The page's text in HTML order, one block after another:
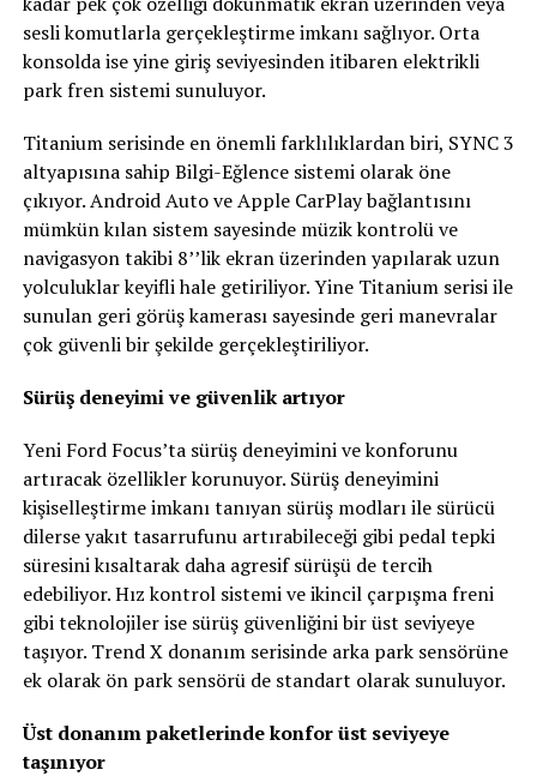
sesli komutlarla gerçekleştirme imkanı sağlıyor. Orta
konsolda ise yine giriş seviyesinden itibaren elektrikli
park fren sistemi sunuluyor.
Titanium serisinde en önemli farklılıklardan biri, SYNC 3
altyapısına sahip Bilgi-Eğlence sistemi olarak öne
çıkıyor. Android Auto ve Apple CarPlay bağlantısını
mümkün kılan sistem sayesinde müzik kontrolü ve
navigasyon takibi 8’’lik ekran üzerinden yapılarak uzun
yolculuklar keyifli hale getiriliyor. Yine Titanium serisi ile
sunulan geri görüş kamerası sayesinde geri manevralar
çok güvenli bir şekilde gerçekleştiriliyor.
Sürüş deneyimi ve güvenlik artıyor
Yeni Ford Focus’ta sürüş deneyimini ve konforunu
artıracak özellikler korunuyor. Sürüş deneyimini
kişiselleştirme imkanı tanıyan sürüş modları ile sürücü
dilerse yakıt tasarrufunu artırabileceği gibi pedal tepki
süresini kısaltarak daha agresif sürüşü de tercih
edebiliyor. Hız kontrol sistemi ve ikincil çarpışma freni
gibi teknolojiler ise sürüş güvenliğini bir üst seviyeye
taşıyor. Trend X donanım serisinde arka park sensörüne
ek olarak ön park sensörü de standart olarak sunuluyor.
Üst donanım paketlerinde konfor üst seviyeye
taşınıyor